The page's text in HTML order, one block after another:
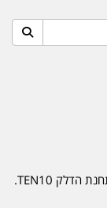
האילן 4 אור עקיבא - מתחם העסקים ''מבנה'' חניון תחנת הדלק TEN10.